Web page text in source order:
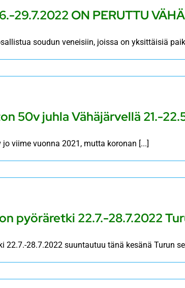
29.7.2022 ON PERUTTU
soudun veneisiin, joissa on yksittäisiä
50v juhla Vähäjärvellä 21.-
viime vuonna 2021, mutta koronan [...]
pyöräretki 22.7.-28.7.2022
22.7.-28.7.2022 suuntautuu tänä kesänä Turun